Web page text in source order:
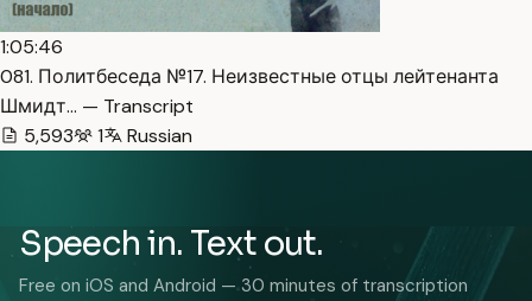
1:05:46
081. Политбеседа №17. Неизвестные отцы лейтенанта
Шмидт… — Transcript
5,593
1 Russian
Speech in. Text out.
Free on iOS and Android — 30 minutes of transcription